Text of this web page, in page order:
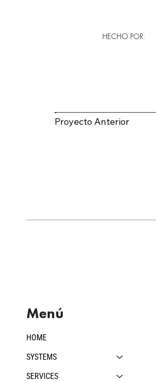
Proyecto Anterior
HECHO POR:
HOME
SYSTEMS
SERVICES
Menú